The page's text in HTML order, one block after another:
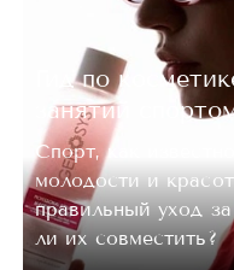
Гид по
занятий
Спорт, как
молодости и
правильный уход
ли их совместить?